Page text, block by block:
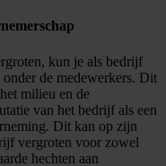
kun je als bedrijf
de medewerkers. Dit
milieu en de
van het bedrijf als een
Dit kan op zijn
vergroten voor zowel
hechten aan